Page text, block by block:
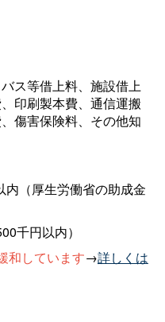
ス等借上料、施設借上
印刷製本費、通信運搬
傷害保険料、その他知
内（厚生労働省の助成金
千円以内）
和しています→詳しくは